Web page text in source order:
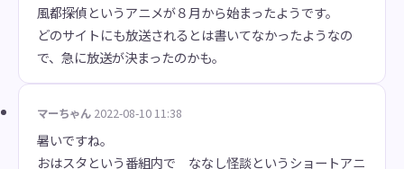
風都探偵というアニメが８月から始まったようです。
どのサイトにも放送されるとは書いてなかったようなの
で、急に放送が決まったのかも。
マーちゃん 2022-08-10 11:38
暑いですね。
おはスタという番組内で ななし怪談というショートアニ